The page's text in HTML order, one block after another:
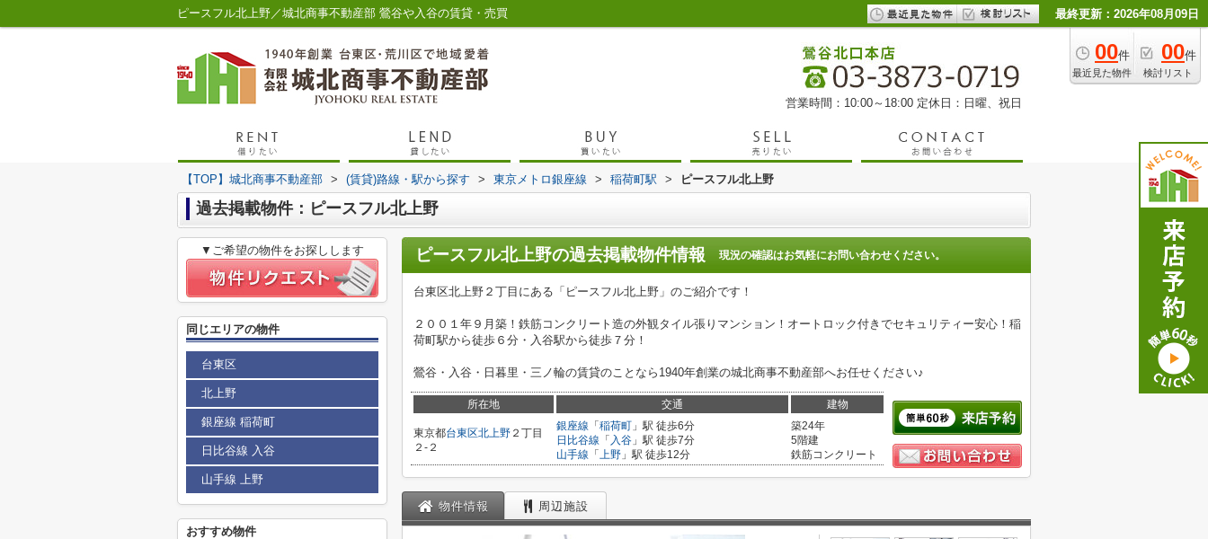
ピースフル北上野／城北商事不動産部 鶯谷や入谷の賃貸・売買 最終更新：2026年08月09日
00件
最近見た物件
00件
検討リスト
営業時間：10:00～18:00 定休日：日曜、祝日
【TOP】城北商事不動産部 > (賃貸)路線・駅から探す > 東京メトロ銀座線 > 稲荷町駅 > ピースフル北上野
過去掲載物件：ピースフル北上野
ピースフル北上野の過去掲載物件情報 現況の確認はお気軽にお問い合わせください。
台東区北上野２丁目にある「ピースフル北上野」のご紹介です！
２００１年９月築！鉄筋コンクリート造の外観タイル張りマンション！オートロック付きでセキュリティー安心！稲
荷町駅から徒歩６分・入谷駅から徒歩７分！
鶯谷・入谷・日暮里・三ノ輪の賃貸のことなら1940年創業の城北商事不動産部へお任せください♪
所在地 交通 建物
東京都台東区北上野 ２丁目
２-２
銀座線 「 稲荷町 」駅 徒歩6分
日比谷線 「 入谷 」駅 徒歩7分
山手線 「 上野 」駅 徒歩12分
築24年
5階建
鉄筋コンクリート
物件情報 周辺施設
▼ご希望の物件をお探しします
同じエリアの物件
台東区
北上野
銀座線 稲荷町
日比谷線 入谷
山手線 上野
おすすめ物件